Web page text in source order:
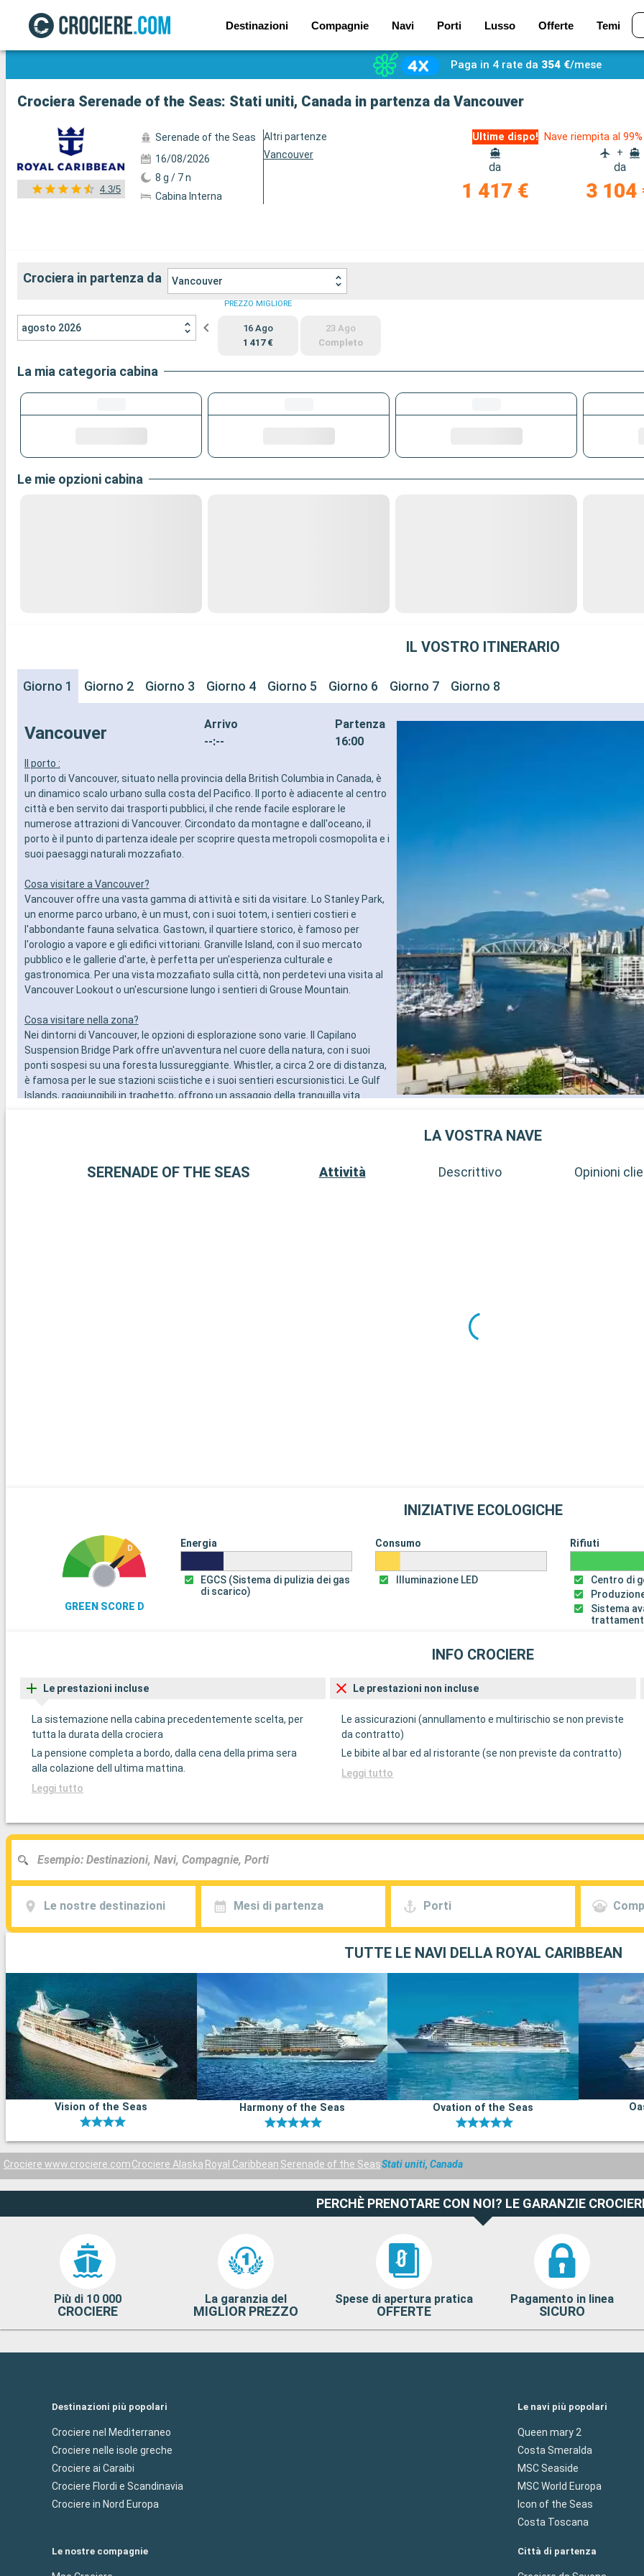
Destinazioni Compagnie Navi Porti Lusso Offerte Temi
Mostra le altre 36 foto
Paga in 4 rate da 354 €/mese
Crociera Serenade of the Seas: Stati uniti, Canada in partenza da Vancouver
4.3/5
Serenade of the Seas
16/08/2026
8 g / 7 n
Cabina Interna
Altri partenze
Vancouver
Ultime dispo! Nave riempita al 99%
da
1 417 €
+
da
3 104
Crociera in partenza da Vancouver
agosto 2026
PREZZO MIGLIORE
16 Ago
1 417 €
23 Ago
Completo
La mia categoria cabina
Le mie opzioni cabina
IL VOSTRO ITINERARIO
Giorno 1 Giorno 2 Giorno 3 Giorno 4 Giorno 5 Giorno 6 Giorno 7 Giorno 8
Vancouver
Arrivo
--:--
Partenza
16:00
Il porto :
Il porto di Vancouver, situato nella provincia della British Columbia in Canada, è
un dinamico scalo urbano sulla costa del Pacifico. Il porto è adiacente al centro
città e ben servito dai trasporti pubblici, il che rende facile esplorare le
numerose attrazioni di Vancouver. Circondato da montagne e dall'oceano, il
porto è il punto di partenza ideale per scoprire questa metropoli cosmopolita e i
suoi paesaggi naturali mozzafiato.
Cosa visitare a Vancouver?
Vancouver offre una vasta gamma di attività e siti da visitare. Lo Stanley Park,
un enorme parco urbano, è un must, con i suoi totem, i sentieri costieri e
l'abbondante fauna selvatica. Gastown, il quartiere storico, è famoso per
l'orologio a vapore e gli edifici vittoriani. Granville Island, con il suo mercato
pubblico e le gallerie d'arte, è perfetta per un'esperienza culturale e
gastronomica. Per una vista mozzafiato sulla città, non perdetevi una visita al
Vancouver Lookout o un'escursione lungo i sentieri di Grouse Mountain.
Cosa visitare nella zona?
Nei dintorni di Vancouver, le opzioni di esplorazione sono varie. Il Capilano
Suspension Bridge Park offre un'avventura nel cuore della natura, con i suoi
ponti sospesi su una foresta lussureggiante. Whistler, a circa 2 ore di distanza,
è famosa per le sue stazioni sciistiche e i suoi sentieri escursionistici. Le Gulf
Islands, raggiungibili in traghetto, offrono un assaggio della tranquilla vita
LA VOSTRA NAVE
SERENADE OF THE SEAS Attività Descrittivo Opinioni
INIZIATIVE ECOLOGICHE
GREEN SCORE D
Energia
EGCS (Sistema di pulizia dei gas
di scarico)
Consumo
Illuminazione LED
Rifiuti
Centro di
Sistema
INFO CROCIERE
Le prestazioni incluse
La sistemazione nella cabina precedentemente scelta, per
tutta la durata della crociera
La pensione completa a bordo, dalla cena della prima sera
alla colazione dell ultima mattina.
Leggi tutto
Le prestazioni non incluse
Le assicurazioni (annullamento e multirischio se non previste
da contratto)
Le bibite al bar ed al ristorante (se non previste da contratto)
Leggi tutto
Le nostre destinazioni Mesi di partenza Porti
TUTTE LE NAVI DELLA ROYAL CARIBBEAN
Vision of the Seas Harmony of the Seas Ovation of the Seas
Crociere www.crociere.comCrociere Alaska Royal Caribbean Serenade of the SeasStati uniti, Canada
PERCHÈ PRENOTARE CON NOI? LE GARANZIE
Più di 10 000
CROCIERE
La garanzia del
MIGLIOR PREZZO
Spese di apertura pratica
OFFERTE
Pagamento in linea
SICURO
Destinazioni più popolari
Crociere nel Mediterraneo
Crociere nelle isole greche
Crociere ai Caraibi
Crociere Flordi e Scandinavia
Crociere in Nord Europa
Le navi più popolari
Queen mary 2
Costa Smeralda
MSC Seaside
MSC World Europa
Icon of the Seas
Costa Toscana
Le nostre compagnie Città di partenza